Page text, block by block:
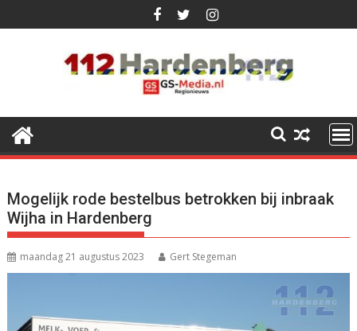
naar
Mogelijk rode bestelbus betrokken bij inbraak
Wijha in Hardenberg
maandag 21 augustus 2023 Gert Stegeman